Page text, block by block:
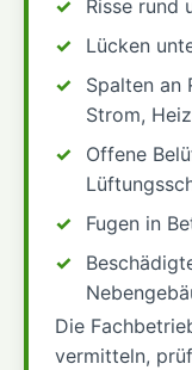
Risse rund
Lücken
Spalten an
Strom,
Offene
Fugen in
Die
vermitteln,